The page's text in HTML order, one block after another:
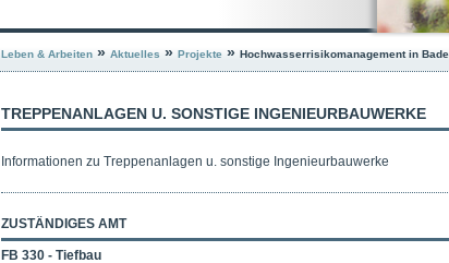
Leben & Arbeiten » Aktuelles » Projekte » Hochwasserrisikomanagement in
TREPPENANLAGEN U. SONSTIGE INGENIEURBAUWERKE
Informationen zu Treppenanlagen u. sonstige Ingenieurbauwerke
ZUSTÄNDIGES AMT
FB 330 - Tiefbau